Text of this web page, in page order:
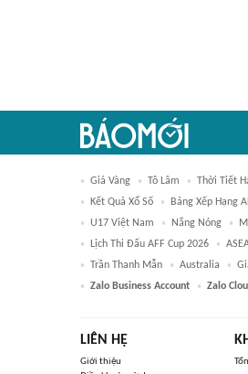
Giá Vàng Tô Lâm Thời Tiết
Kết Quả Xổ Số
Bảng Xếp Hạng
U17 Việt Nam
Nắng Nóng
Lịch Thi Đấu AFF Cup 2026
Trần Thanh Mẫn
Australia
Zalo Business Account
Zalo
LIÊN HỆ
Giới thiệu